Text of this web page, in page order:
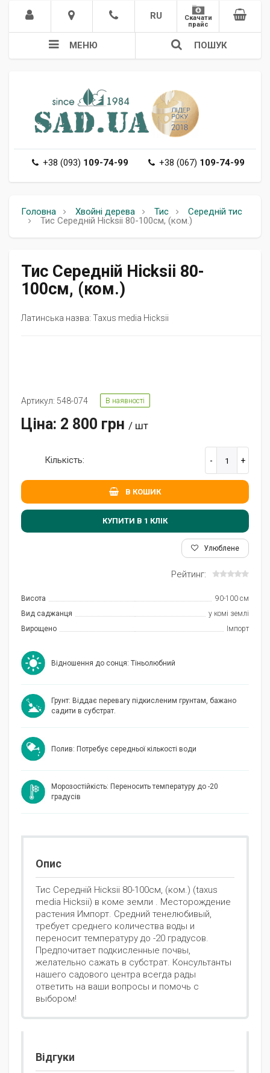
RU
Скачати
прайс
МЕНЮ ПОШУК
+38 (093) 109-74-99 +38 (067) 109-74-99
Головна Хвойні дерева Тис
Середній тис
Тис Середній Hicksii 80-100см, (ком.)
Тис Середній Hicksii 80-
100см, (ком.)
Латинська назва: Taxus media Hicksii
Артикул: 548-074 В наявності
Ціна: 2 800 грн / шт
Кількість:
В КОШИК
КУПИТИ В 1 КЛIК
Улюблене
Рейтинг:
Висота
90-100 см
Вид саджанця
у комі землі
Вирощено
Імпорт
Відношення до сонця: Тіньолюбний
Грунт: Віддає перевагу підкисленим грунтам, бажано
садити в субстрат.
Полив: Потребує середньої кількості води
Морозостійкість: Переносить температуру до -20
градусів
Опис
Тис Середній Hicksii 80-100см, (ком.) (taxus
media Hicksii) в коме земли . Месторождение
растения Импорт. Средний тенелюбивый,
требует среднего количества воды и
переносит температуру до -20 градусов.
Предпочитает подкисленные почвы,
желательно сажать в субстрат. Консультанты
нашего садового центра всегда рады
ответить на ваши вопросы и помочь с
выбором!
Відгуки